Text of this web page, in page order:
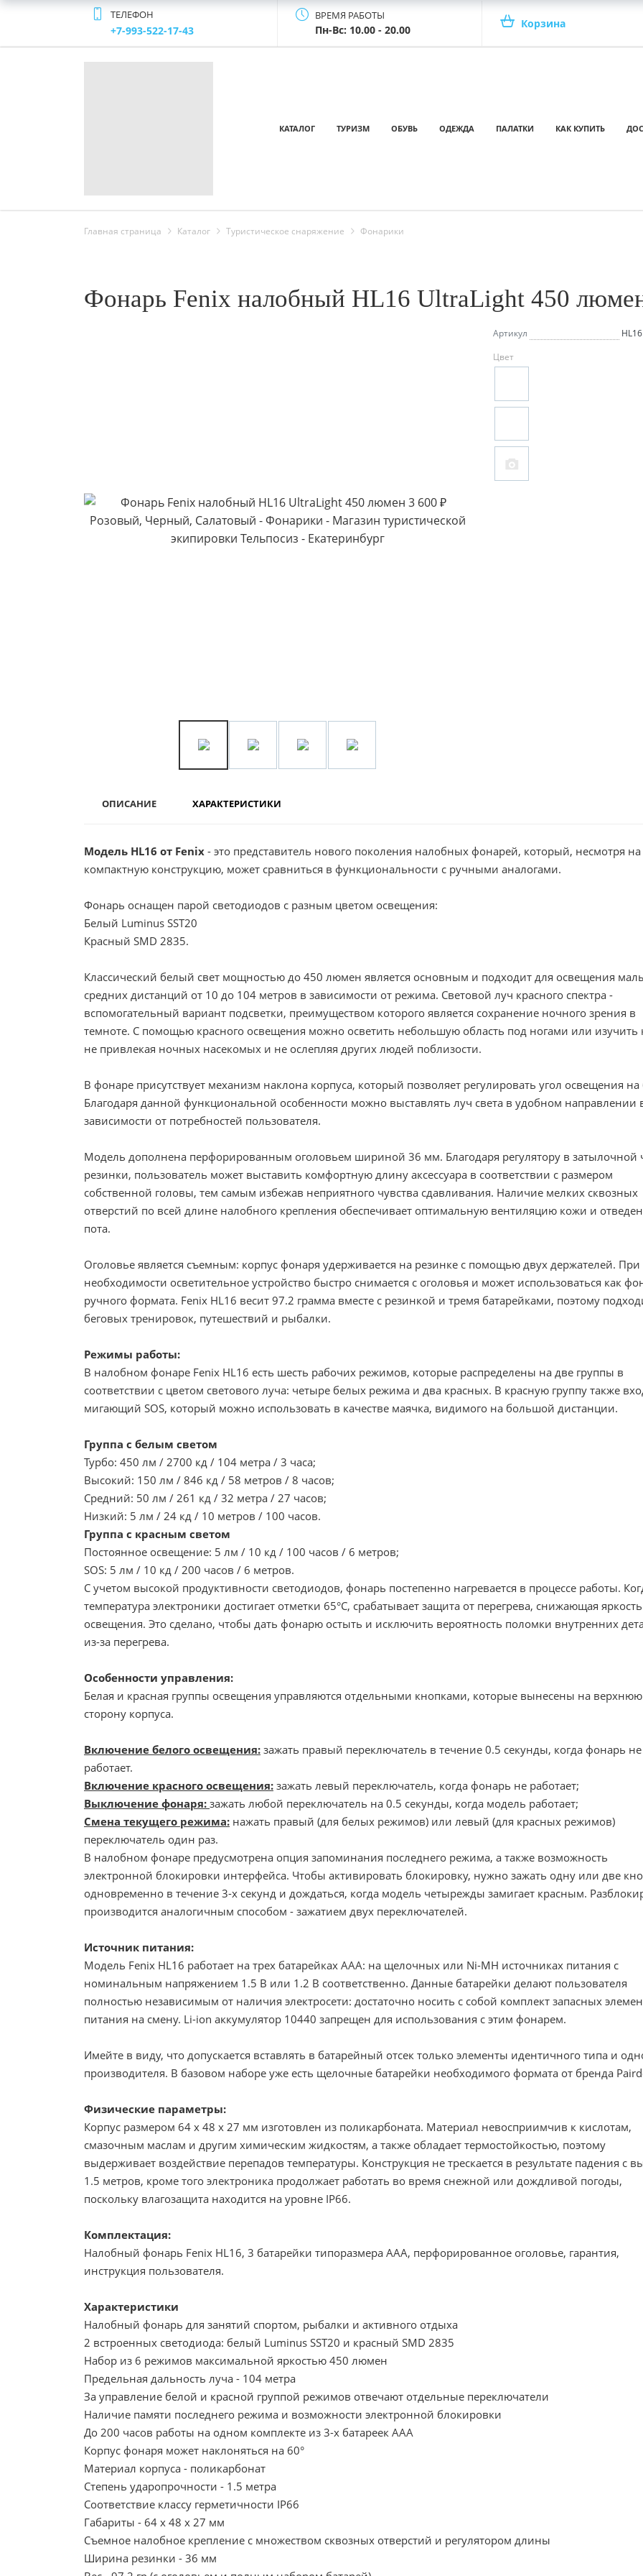
ТЕЛЕФОН
+7-993-522-17-43
ВРЕМЯ РАБОТЫ
Пн-Вс: 10.00 - 20.00 Корзина
КАТАЛОГ ТУРИЗМ ОБУВЬ ОДЕЖДА ПАЛАТКИ КАК КУПИТЬ
Главная страница Каталог Туристическое снаряжение Фонарики
Фонарь Fenix налобный HL16 UltraLight 450
Артикул
HL16
Цвет
ОПИСАНИЕ ХАРАКТЕРИСТИКИ
Модель HL16 от Fenix - это представитель нового поколения налобных фонарей, который, несмотря на
компактную конструкцию, может сравниться в функциональности с ручными аналогами.
Фонарь оснащен парой светодиодов с разным цветом освещения:
Белый Luminus SST20
Красный SMD 2835.
Классический белый свет мощностью до 450 люмен является основным и подходит для освещения
средних дистанций от 10 до 104 метров в зависимости от режима. Световой луч красного спектра -
вспомогательный вариант подсветки, преимуществом которого является сохранение ночного зрения в
темноте. С помощью красного освещения можно осветить небольшую область под ногами или изучить
не привлекая ночных насекомых и не ослепляя других людей поблизости.
В фонаре присутствует механизм наклона корпуса, который позволяет регулировать угол освещения на
Благодаря данной функциональной особенности можно выставлять луч света в удобном направлении
зависимости от потребностей пользователя.
Модель дополнена перфорированным оголовьем шириной 36 мм. Благодаря регулятору в затылочной
резинки, пользователь может выставить комфортную длину аксессуара в соответствии с размером
собственной головы, тем самым избежав неприятного чувства сдавливания. Наличие мелких сквозных
отверстий по всей длине налобного крепления обеспечивает оптимальную вентиляцию кожи и
пота.
Оголовье является съемным: корпус фонаря удерживается на резинке с помощью двух держателей. При
необходимости осветительное устройство быстро снимается с оголовья и может использоваться как
ручного формата. Fenix HL16 весит 97.2 грамма вместе с резинкой и тремя батарейками, поэтому
беговых тренировок, путешествий и рыбалки.
Режимы работы:
В налобном фонаре Fenix HL16 есть шесть рабочих режимов, которые распределены на две группы в
соответствии с цветом светового луча: четыре белых режима и два красных. В красную группу также
мигающий SOS, который можно использовать в качестве маячка, видимого на большой дистанции.
Группа с белым светом
Турбо: 450 лм / 2700 кд / 104 метра / 3 часа;
Высокий: 150 лм / 846 кд / 58 метров / 8 часов;
Средний: 50 лм / 261 кд / 32 метра / 27 часов;
Низкий: 5 лм / 24 кд / 10 метров / 100 часов.
Группа с красным светом
Постоянное освещение: 5 лм / 10 кд / 100 часов / 6 метров;
SOS: 5 лм / 10 кд / 200 часов / 6 метров.
С учетом высокой продуктивности светодиодов, фонарь постепенно нагревается в процессе работы.
температура электроники достигает отметки 65°C, срабатывает защита от перегрева, снижающая яркость
освещения. Это сделано, чтобы дать фонарю остыть и исключить вероятность поломки внутренних
из-за перегрева.
Особенности управления:
Белая и красная группы освещения управляются отдельными кнопками, которые вынесены на верхнюю
сторону корпуса.
Включение белого освещения: зажать правый переключатель в течение 0.5 секунды, когда фонарь не
работает.
Включение красного освещения: зажать левый переключатель, когда фонарь не работает;
Выключение фонаря: зажать любой переключатель на 0.5 секунды, когда модель работает;
Смена текущего режима: нажать правый (для белых режимов) или левый (для красных режимов)
переключатель один раз.
В налобном фонаре предусмотрена опция запоминания последнего режима, а также возможность
электронной блокировки интерфейса. Чтобы активировать блокировку, нужно зажать одну или две
одновременно в течение 3-х секунд и дождаться, когда модель четырежды замигает красным.
производится аналогичным способом - зажатием двух переключателей.
Источник питания:
Модель Fenix HL16 работает на трех батарейках ААА: на щелочных или Ni-MH источниках питания с
номинальным напряжением 1.5 В или 1.2 В соответственно. Данные батарейки делают пользователя
полностью независимым от наличия электросети: достаточно носить с собой комплект запасных
питания на смену. Li-ion аккумулятор 10440 запрещен для использования с этим фонарем.
Имейте в виду, что допускается вставлять в батарейный отсек только элементы идентичного типа и
производителя. В базовом наборе уже есть щелочные батарейки необходимого формата от бренда
Физические параметры:
Корпус размером 64 х 48 х 27 мм изготовлен из поликарбоната. Материал невосприимчив к кислотам,
смазочным маслам и другим химическим жидкостям, а также обладает термостойкостью, поэтому
выдерживает воздействие перепадов температуры. Конструкция не трескается в результате падения с
1.5 метров, кроме того электроника продолжает работать во время снежной или дождливой погоды,
поскольку влагозащита находится на уровне IP66.
Комплектация:
Налобный фонарь Fenix HL16, 3 батарейки типоразмера ААА, перфорированное оголовье, гарантия,
инструкция пользователя.
Характеристики
Налобный фонарь для занятий спортом, рыбалки и активного отдыха
2 встроенных светодиода: белый Luminus SST20 и красный SMD 2835
Набор из 6 режимов максимальной яркостью 450 люмен
Предельная дальность луча - 104 метра
За управление белой и красной группой режимов отвечают отдельные переключатели
Наличие памяти последнего режима и возможности электронной блокировки
До 200 часов работы на одном комплекте из 3-х батареек ААА
Корпус фонаря может наклоняться на 60°
Материал корпуса - поликарбонат
Степень ударопрочности - 1.5 метра
Соответствие классу герметичности IP66
Габариты - 64 х 48 х 27 мм
Съемное налобное крепление с множеством сквозных отверстий и регулятором длины
Ширина резинки - 36 мм